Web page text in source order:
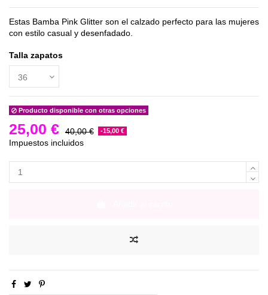
Estas Bamba Pink Glitter son el calzado perfecto para las mujeres
con estilo casual y desenfadado.
Talla zapatos
Producto disponible con otras opciones
25,00 € 40,00 € -15,00 €
Impuestos incluidos